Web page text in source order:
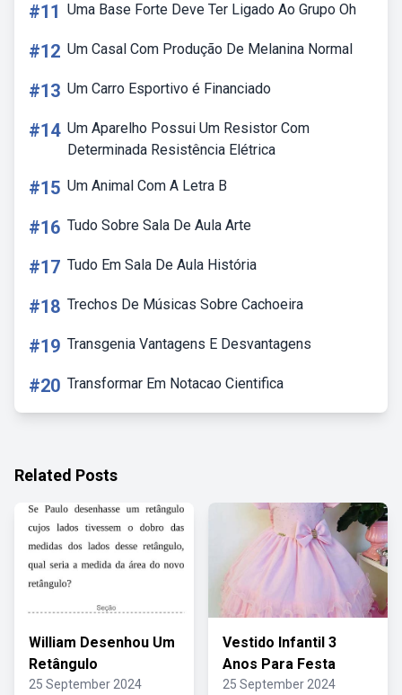
#11 Uma Base Forte Deve Ter Ligado Ao Grupo Oh
#12 Um Casal Com Produção De Melanina Normal
#13 Um Carro Esportivo é Financiado
#14 Um Aparelho Possui Um Resistor Com
Determinada Resistência Elétrica
#15 Um Animal Com A Letra B
#16 Tudo Sobre Sala De Aula Arte
#17 Tudo Em Sala De Aula História
#18 Trechos De Músicas Sobre Cachoeira
#19 Transgenia Vantagens E Desvantagens
#20 Transformar Em Notacao Cientifica
Related Posts
William Desenhou Um
Retângulo
25 September 2024
Vestido Infantil 3
Anos Para Festa
25 September 2024